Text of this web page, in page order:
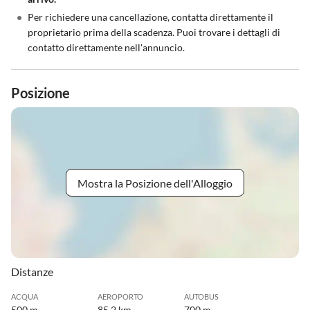
• Per richiedere una cancellazione, contatta direttamente il
proprietario prima della scadenza. Puoi trovare i dettagli di
contatto direttamente nell'annuncio.
Posizione
Mostra la Posizione dell'Alloggio
Distanze
ACQUA AEROPORTO AUTOBUS